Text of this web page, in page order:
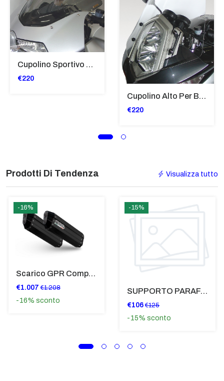
Cupolino Sportivo Per Bmw K 1200 R Sport 2005-07 TRASPARENTE - Sc967-T
€220
Cupolino Alto Per Bmw R 1200 St 2004 - 2007 TRASPARENTE - Sc950-T
€220
Prodotti Di Tendenza Visualizza tutto
-16%
Scarico GPR Compatibile Con Bmw K 1600 Gt 2017-2021 - Hyper Sonic Black Titanium
€1.007 €1.208
-16% sconto
-15%
SUPPORTO PARAFANGO POSTERIORE BMW F900XR
€106 €125
-15% sconto